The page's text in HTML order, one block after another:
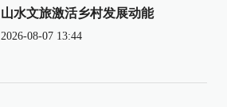
山水文旅激活乡村发展动能
2026-08-07 13:44